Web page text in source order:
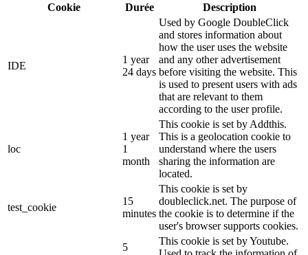
Cookie
Durée Description
IDE
1 year
24 days
Used by Google DoubleClick
and stores information about
how the user uses the website
and any other advertisement
before visiting the website. This
is used to present users with ads
that are relevant to them
according to the user profile.
loc
1 year
1
month
This cookie is set by Addthis.
This is a geolocation cookie to
understand where the users
sharing the information are
located.
test_cookie
15
minutes
This cookie is set by
doubleclick.net. The purpose of
the cookie is to determine if the
user's browser supports cookies.
5
This cookie is set by Youtube.